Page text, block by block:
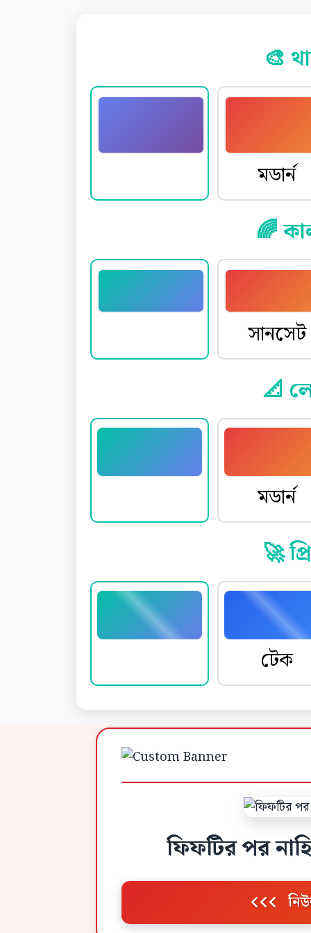
🎨
মডার্ন
🌈
সানসেট
📐
মডার্ন
🚀
টেক
ফিফটির পর